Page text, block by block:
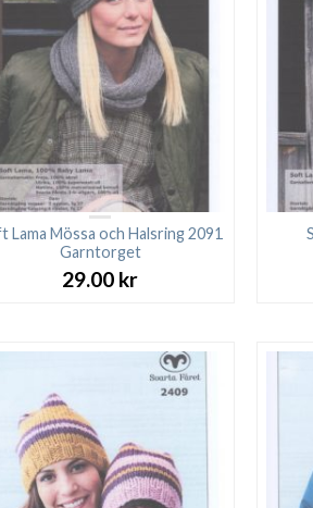
Lama Mössa och Halsring 2091
Garntorget
29.00 kr